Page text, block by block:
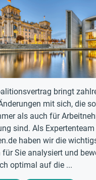
bringt
mit sich, die
als auch für
sind. Als Expertenteam
haben wir die
für Sie analysiert und
optimal auf die ...